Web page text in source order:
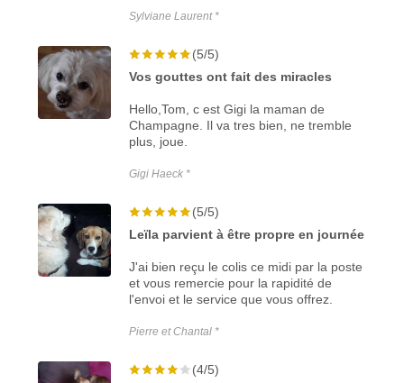
Sylviane Laurent *
(5/5)
Vos gouttes ont fait des miracles
Hello,Tom, c est Gigi la maman de
Champagne. Il va tres bien, ne tremble
plus, joue.
Gigi Haeck *
(5/5)
Leïla parvient à être propre en journée
J'ai bien reçu le colis ce midi par la poste
et vous remercie pour la rapidité de
l'envoi et le service que vous offrez.
Pierre et Chantal *
(4/5)